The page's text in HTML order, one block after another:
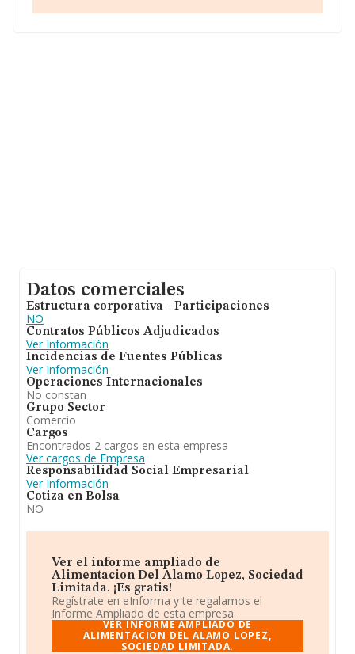
Con los datos a disposición de INFORMA sobre 21.791
Datos comerciales
Estructura corporativa - Participaciones
NO
Contratos Públicos Adjudicados
Ver Información
Incidencias de Fuentes Públicas
Ver Información
Operaciones Internacionales
No constan
Grupo Sector
Comercio
Cargos
Encontrados 2 cargos en esta empresa
Ver cargos de Empresa
Responsabilidad Social Empresarial
Ver Información
Cotiza en Bolsa
NO
Ver el informe ampliado de
Alimentacion Del Alamo Lopez, Sociedad
Limitada. ¡Es gratis!
Regístrate en eInforma y te regalamos el
Informe Ampliado de esta empresa.
VER INFORME AMPLIADO DE
ALIMENTACION DEL ALAMO LOPEZ,
SOCIEDAD LIMITADA.